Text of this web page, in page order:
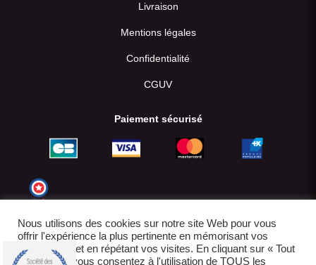
Livraison
Mentions légales
Confidentialité
CGUV
Paiement sécurisé
Nous utilisons des cookies sur notre site Web pour vous
offrir l'expérience la plus pertinente en mémorisant vos
préférences et en répétant vos visites. En cliquant sur « Tout
accepter », vous consentez à l'utilisation de TOUS les